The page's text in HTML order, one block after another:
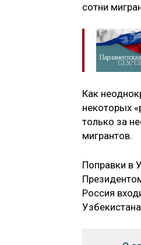
сотни
Как
некоторых
только за
мигрантов.
Поправки в
Россия